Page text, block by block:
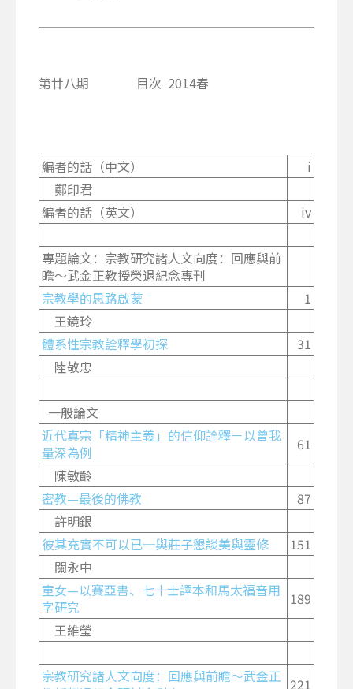
第廿八期 目次 2014春
編者的話（中文）
i
鄭印君
編者的話（英文）
iv
專題論文：宗教研究諸人文向度：回應與前
瞻～武金正教授榮退紀念專刊
宗教學的思路啟蒙
1
王鏡玲
體系性宗教詮釋學初探
31
陸敬忠
一般論文
近代真宗「精神主義」的信仰詮釋－以曾我
量深為例
61
陳敏齡
密教—最後的佛教
87
許明銀
彼其充實不可以已─與莊子懇談美與靈修
151
關永中
童女—以賽亞書、七十士譯本和馬太福音用
字研究
189
王維瑩
宗教研究諸人文向度：回應與前瞻～武金正 221